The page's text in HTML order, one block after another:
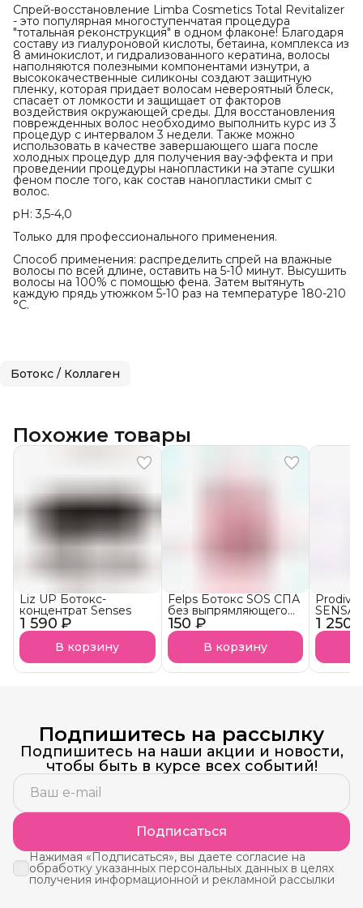
Спрей-восстановление Limba Cosmetics Total Revitalizer
- это популярная многоступенчатая процедура
"тотальная реконструкция" в одном флаконе! Благодаря
составу из гиалуроновой кислоты, бетаина, комплекса из
8 аминокислот, и гидрализованного кератина, волосы
наполняются полезными компонентами изнутри, а
высококачественные силиконы создают защитную
пленку, которая придает волосам невероятный блеск,
спасает от ломкости и защищает от факторов
воздействия окружающей среды. Для восстановления
поврежденных волос необходимо выполнить курс из 3
процедур с интервалом 3 недели. Также можно
использовать в качестве завершающего шага после
холодных процедур для получения вау-эффекта и при
проведении процедуры нанопластики на этапе сушки
феном после того, как состав нанопластики смыт с
волос.
pH: 3,5-4,0
Только для профессионального применения.
Способ применения: распределить спрей на влажные
волосы по всей длине, оставить на 5-10 минут. Высушить
волосы на 100% с помощью фена. Затем вытянуть
каждую прядь утюжком 5-10 раз на температуре 180-210
°C.
Ботокс / Коллаген
Похожие товары
1 590 ₽
Liz UP Ботокс-
концентрат Senses
В корзину
150 ₽
Felps Ботокс SOS СПА
без выпрямляющего
эффекта АКЦИЯ!
В корзину
1 250
Prodiva
Подпишитесь на рассылку
Подпишитесь на наши акции и новости,
чтобы быть в курсе всех событий!
Подписаться
Нажимая «Подписаться», вы даете согласие на
обработку указанных персональных данных в целях
получения информационной и рекламной рассылки